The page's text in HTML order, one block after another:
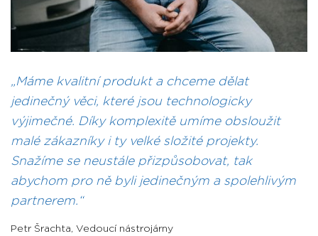
Máme kvalitní produkt a chceme dělat
jedinečný věci, které jsou technologicky
výjimečné. Díky komplexitě umíme obsloužit
malé zákazníky i ty velké složité projekty.
Snažíme se neustále přizpůsobovat, tak
abychom pro ně byli jedinečným a spolehlivým
partnerem.
Petr Šrachta, Vedoucí nástrojárny